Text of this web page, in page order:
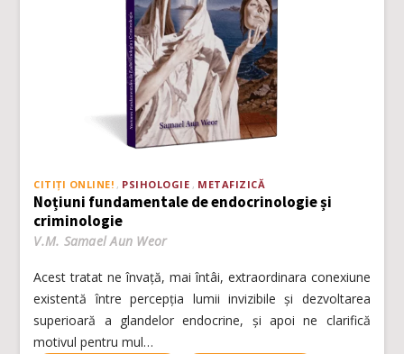
CITIȚI ONLINE! PSIHOLOGIE METAFIZICĂ
Noțiuni fundamentale de endocrinologie și
criminologie
V.M. Samael Aun Weor
Acest tratat ne învață, mai întâi, extraordinara conexiune
existentă între percepția lumii invizibile și dezvoltarea
superioară a glandelor endocrine, și apoi ne clarifică
motivul pentru mul…